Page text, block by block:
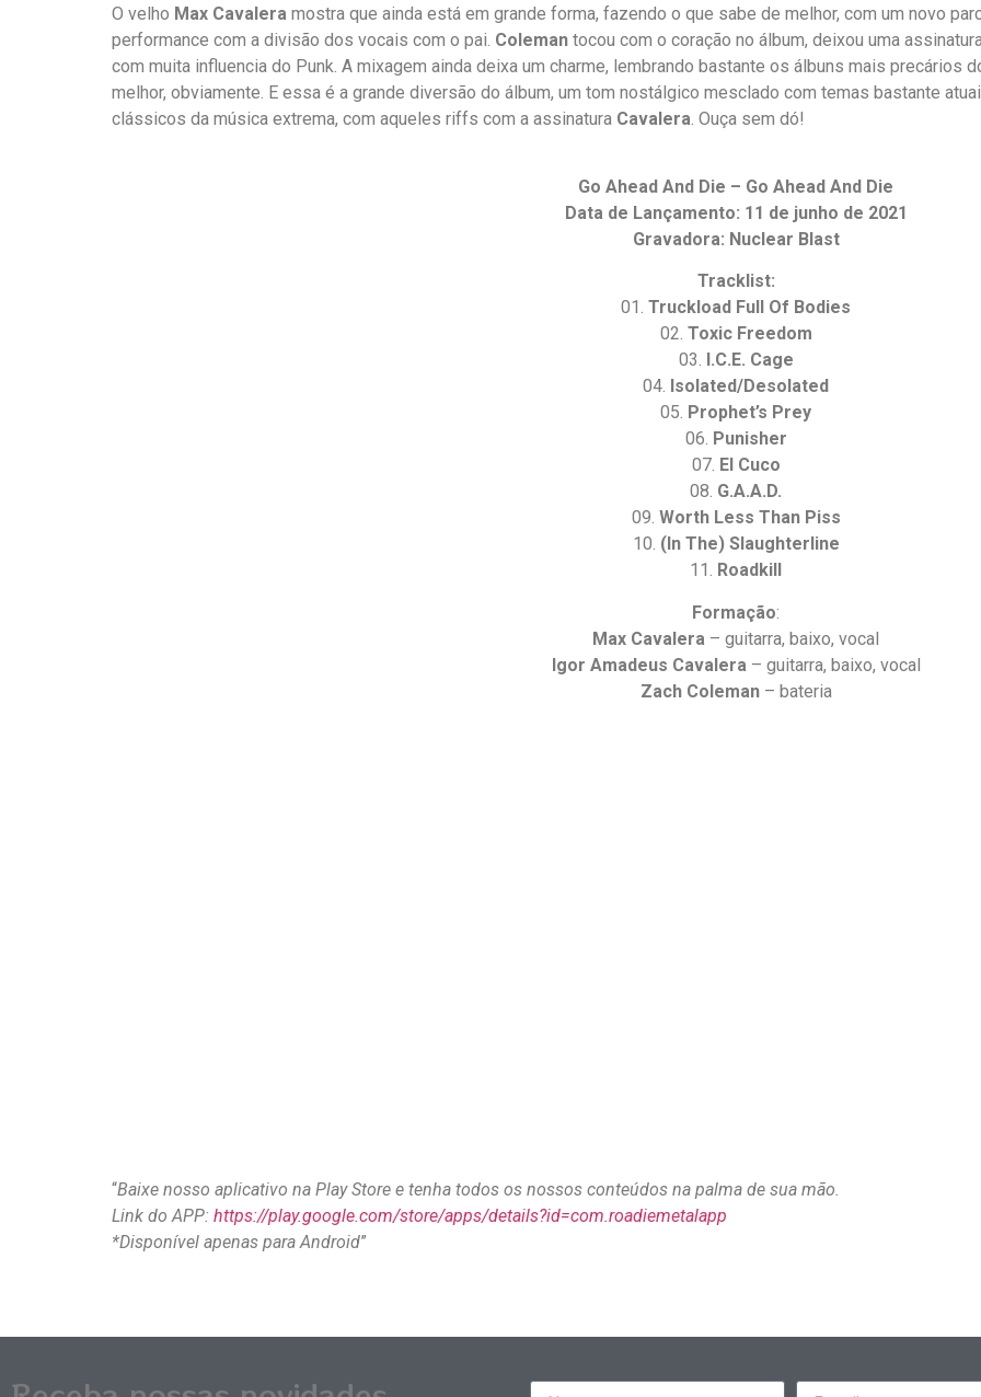
O velho Max Cavalera mostra que ainda está em grande forma, fazendo o que sabe de melhor, com um novo
performance com a divisão dos vocais com o pai. Coleman tocou com o coração no álbum, deixou uma
com muita influencia do Punk. A mixagem ainda deixa um charme, lembrando bastante os álbuns mais precários
melhor, obviamente. E essa é a grande diversão do álbum, um tom nostálgico mesclado com temas bastante
clássicos da música extrema, com aqueles riffs com a assinatura Cavalera . Ouça sem dó!
Go Ahead And Die – Go Ahead And Die
Data de Lançamento: 11 de junho de 2021
Gravadora: Nuclear Blast
Tracklist:
01. Truckload Full Of Bodies
02. Toxic Freedom
03. I.C.E. Cage
04. Isolated/Desolated
05. Prophet’s Prey
06. Punisher
07. El Cuco
08. G.A.A.D.
09. Worth Less Than Piss
10. (In The) Slaughterline
11. Roadkill
Formação:
Max Cavalera – guitarra, baixo, vocal
Igor Amadeus Cavalera– guitarra, baixo, vocal
Zach Coleman– bateria
“Baixe nosso aplicativo na Play Store e tenha todos os nossos conteúdos na palma de sua mão.
Link do APP: https://play.google.com/store/apps/details?id=com.roadiemetalapp
*Disponível apenas para Android”